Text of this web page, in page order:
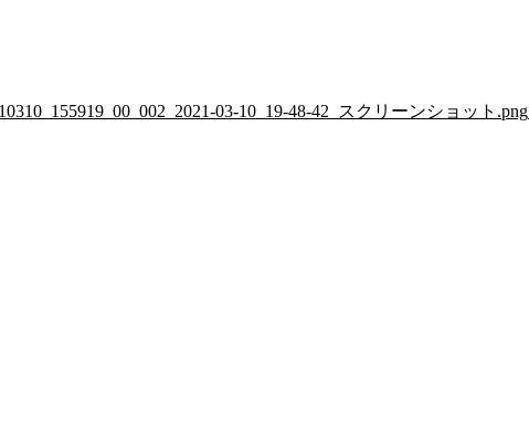
03-10_19-48-42_スクリーンショット.png